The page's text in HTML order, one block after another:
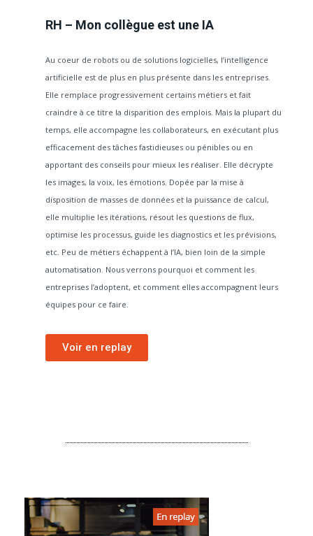
RH – Mon collègue est une IA
Au coeur de robots ou de solutions logicielles, l’intelligence
artificielle est de plus en plus présente dans les entreprises.
Elle remplace progressivement certains métiers et fait
craindre à ce titre la disparition des emplois. Mais la plupart du
temps, elle accompagne les collaborateurs, en exécutant plus
efficacement des tâches fastidieuses ou pénibles ou en
apportant des conseils pour mieux les réaliser. Elle décrypte
les images, la voix, les émotions. Dopée par la mise à
disposition de masses de données et la puissance de calcul,
elle multiplie les itérations, résout les questions de flux,
optimise les processus, guide les diagnostics et les prévisions,
etc. Peu de métiers échappent à l’IA, bien loin de la simple
automatisation. Nous verrons pourquoi et comment les
entreprises l’adoptent, et comment elles accompagnent leurs
équipes pour ce faire.
Voir en replay